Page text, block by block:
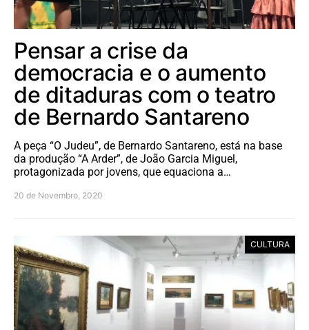
Pensar a crise da
democracia e o aumento
de ditaduras com o teatro
de Bernardo Santareno
A peça “O Judeu”, de Bernardo Santareno, está na base
da produção “A Arder”, de João Garcia Miguel,
protagonizada por jovens, que equaciona a…
20 de Novembro, 2020
CULTURA